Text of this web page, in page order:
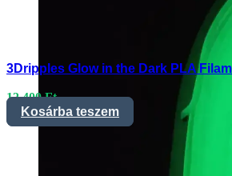
3Dripples Glow in the Dark PLA
12.400Ft
Kosárba teszem